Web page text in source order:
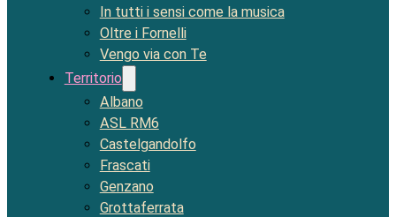
In tutti i sensi come la musica
Oltre i Fornelli
Vengo via con Te
Territorio
Albano
ASL RM6
Castelgandolfo
Frascati
Genzano
Grottaferrata